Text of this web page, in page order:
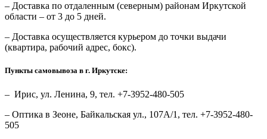
– Доставка по отдаленным (северным) районам Иркутской
области – от 3 до 5 дней.
– Доставка осуществляется курьером до точки выдачи
(квартира, рабочий адрес, бокс).
Пункты самовывоза в г. Иркутске:
– Ирис, ул. Ленина, 9, тел. +7-3952-480-505
– Оптика в Зеоне, Байкальская ул., 107А/1, тел. +7-3952-480-
505